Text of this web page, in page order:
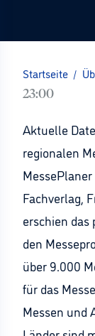
Startseite /
23:00
Aktuelle
regionalen
Fachverlag,
erschien
den
über 9.000
für das
Messen und